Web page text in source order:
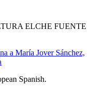
ELCHE FUENTE
a María Jover Sánchez,
Spanish.